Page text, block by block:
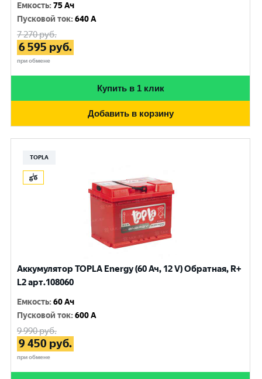
Емкость:75 Ач
Пусковой ток:640 A
7 270руб.
6 595 руб.
при обмене
Купить в 1 клик
Добавить в корзину
TOPLA
Аккумулятор TOPLA Energy (60 Ач, 12 V) Обратная, R+
L2 арт.108060
Емкость:60 Ач
Пусковой ток:600 A
9 990руб.
9 450 руб.
при обмене